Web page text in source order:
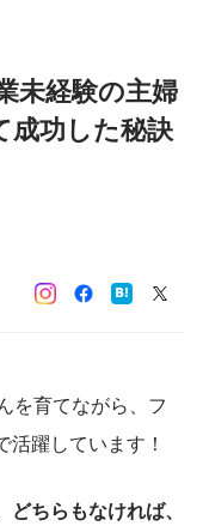
未経験の主婦
成功した秘訣
を育てながら、フ
躍しています！
ちらもなければ、